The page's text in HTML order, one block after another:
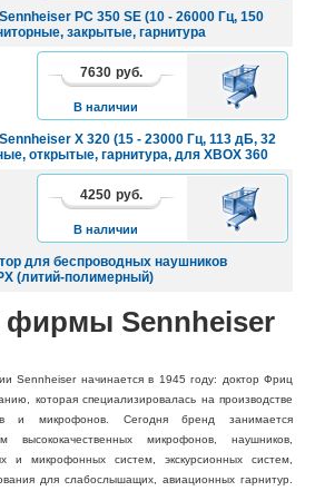
PC 350 SE (10 - 26000 Гц, 150
закрытые, гарнитура
X 320 (15 - 23000 Гц, 113 дБ, 32
открытые, гарнитура, для XBOX 360
7630 руб.
В наличии
В
КОРЗИНУ
для беспроводных наушников
(литий-полимерный)
4250 руб.
В наличии
В
КОРЗИНУ
фирмы Sennheiser
Sennheiser начинается в 1945 году: доктор Фриц
которая специализировалась на производстве
и микрофонов. Сегодня бренд занимается
высококачественных микрофонов, наушников,
и микрофонных систем, экскурсионных систем,
для слабослышащих, авиационных гарнитур.